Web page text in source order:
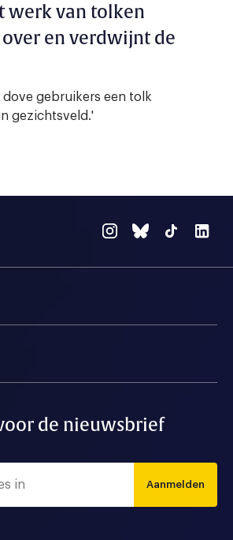
werk van tolken
en verdwijnt de
gebruikers een tolk
gezichtsveld.'
de nieuwsbrief
Aanmelden